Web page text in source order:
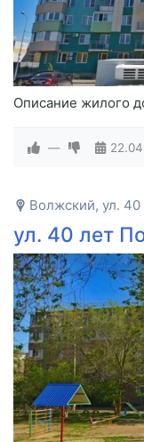
Описание жилого
—
Волжский, ул.
ул. 40 лет